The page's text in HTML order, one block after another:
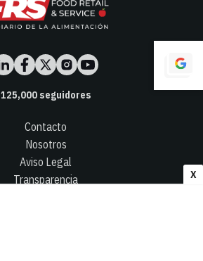
X
125,000seguidores
Contacto
Nosotros
Aviso Legal
Transparencia